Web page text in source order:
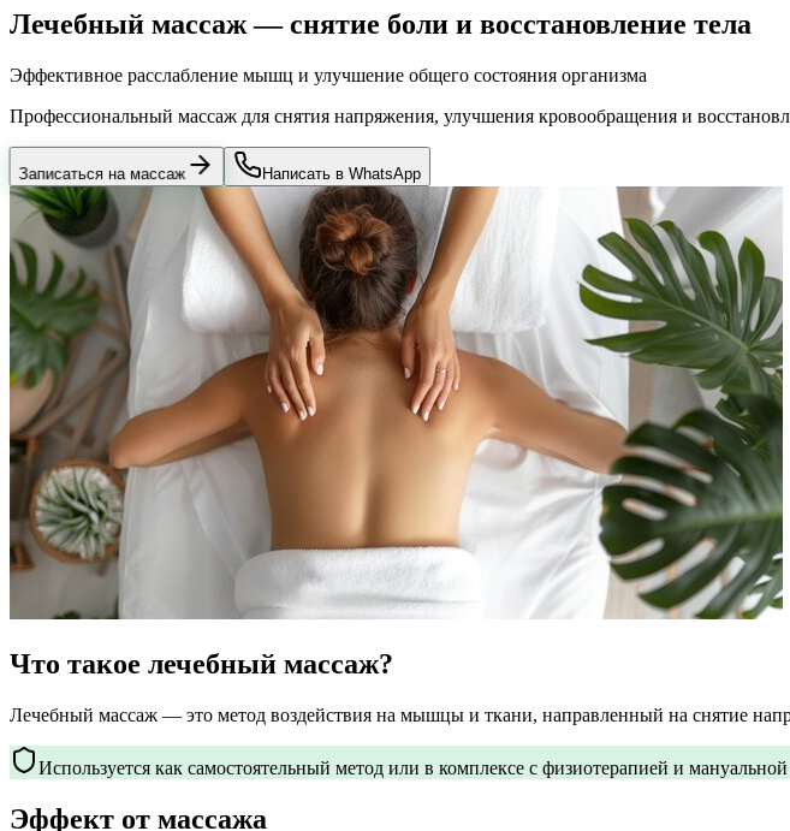
Лечебный массаж — снятие боли и восстановление тела
Эффективное расслабление мышц и улучшение общего состояния организма
Профессиональный массаж для снятия напряжения, улучшения кровообращения и
Записаться на массаж Написать в WhatsApp
Что такое лечебный массаж?
Лечебный массаж — это метод воздействия на мышцы и ткани, направленный на снятие
Используется как самостоятельный метод или в комплексе с физиотерапией и
Эффект от массажа